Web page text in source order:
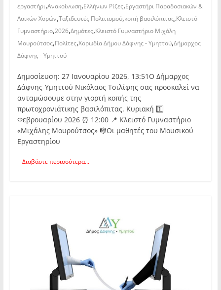
εργαστήρι,Ανακοίνωση,Ελλήνων Ρίζες,Εργαστήρι Παραδοσιακών &
Λαικών Χορών,Ταξιδευτές Πολιτισμού,κοπή βασιλόπιτας,Κλειστό
Γυμναστήριο,2026,Δημότες,Κλειστό Γυμναστήριο Μιχάλη
Μουρούτσος,Πολίτες,Χορωδία Δήμου Δάφνης - Υμηττού,Δήμαρχος
Δάφνης - Υμηττού
Δημοσίευση: 27 Ιανουαρίου 2026, 13:51Ο Δήμαρχος
Δάφνης-Υμηττού Νικόλαος Τσιλίφης σας προσκαλεί να
ανταμώσουμε στην γιορτή κοπής της
πρωτοχρονιάτικης βασιλόπιτας. Κυριακή 1️⃣
Φεβρουαρίου 2026 ⏰ 12:00 📍 Κλειστό Γυμναστήριο
«Μιχάλης Μουρούτσος» 🎼Οι μαθητές του Μουσικού
Εργαστηρίου
Διαβάστε περισσότερα...